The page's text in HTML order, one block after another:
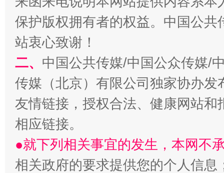
保护版权拥有者的权益。中国公
站衷心致谢！
二、 中国公共传媒/中国公众传媒/
传媒（北京）有限公司独家协办
友情链接，授权合法、健康网站
相应链接。
●就下列相关事宜的发生，本网不
相关政府的要求提供您的个人信息